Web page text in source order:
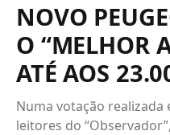
NOVO
O “MELHOR
ATÉ AOS
Numa votação
leitores do